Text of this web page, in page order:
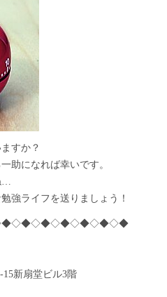
すか？
助になれば幸いです。
…
強ライフを送りましょう！
新扇堂ビル3階